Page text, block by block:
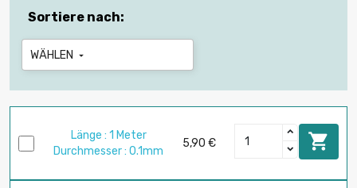
Sortiere nach:
WÄHLEN 
Länge : 1 Meter
Durchmesser : 0.1mm
5,90 € 